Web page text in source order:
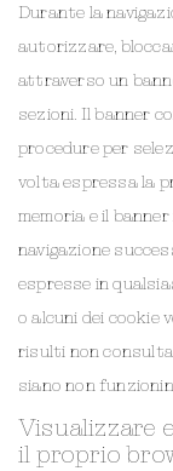
Durante la
autorizzare,
attraverso un
sezioni. Il banner
procedure per
volta espressa la
memoria e il
navigazione
espresse in
o alcuni dei cookie
risulti non
siano non
Visualizzare
il proprio